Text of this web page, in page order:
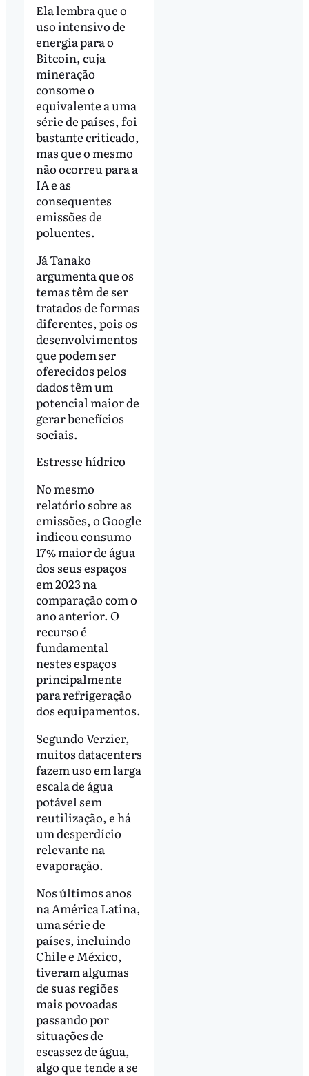
Ela lembra que o
uso intensivo de
energia para o
Bitcoin, cuja
mineração
consome o
equivalente a uma
série de países, foi
bastante criticado,
mas que o mesmo
não ocorreu para a
IA e as
consequentes
emissões de
poluentes.
Já Tanako
argumenta que os
temas têm de ser
tratados de formas
diferentes, pois os
desenvolvimentos
que podem ser
oferecidos pelos
dados têm um
potencial maior de
gerar benefícios
sociais.
Estresse hídrico
No mesmo
relatório sobre as
emissões, o Google
indicou consumo
17% maior de água
dos seus espaços
em 2023 na
comparação com o
ano anterior. O
recurso é
fundamental
nestes espaços
principalmente
para refrigeração
dos equipamentos.
Segundo Verzier,
muitos datacenters
fazem uso em larga
escala de água
potável sem
reutilização, e há
um desperdício
relevante na
evaporação.
Nos últimos anos
na América Latina,
uma série de
países, incluindo
Chile e México,
tiveram algumas
de suas regiões
mais povoadas
passando por
situações de
escassez de água,
algo que tende a se